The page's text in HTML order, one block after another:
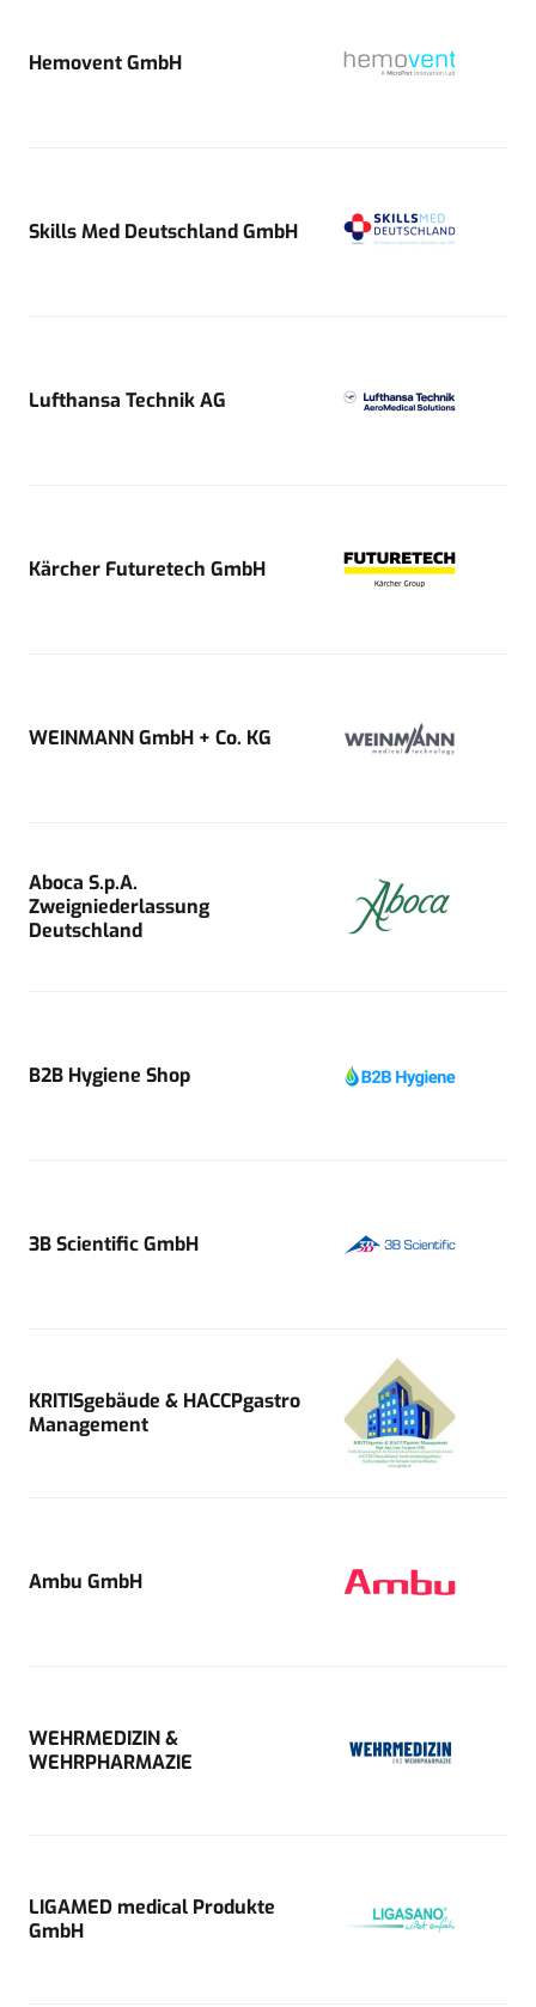
Hemovent GmbH
Skills Med Deutschland GmbH
Lufthansa Technik AG
Kärcher Futuretech GmbH
WEINMANN GmbH + Co. KG
Aboca S.p.A.
Zweigniederlassung
Deutschland
B2B Hygiene Shop
3B Scientific GmbH
KRITISgebäude & HACCPgastro
Management
Ambu GmbH
WEHRMEDIZIN &
WEHRPHARMAZIE
LIGAMED medical Produkte
GmbH